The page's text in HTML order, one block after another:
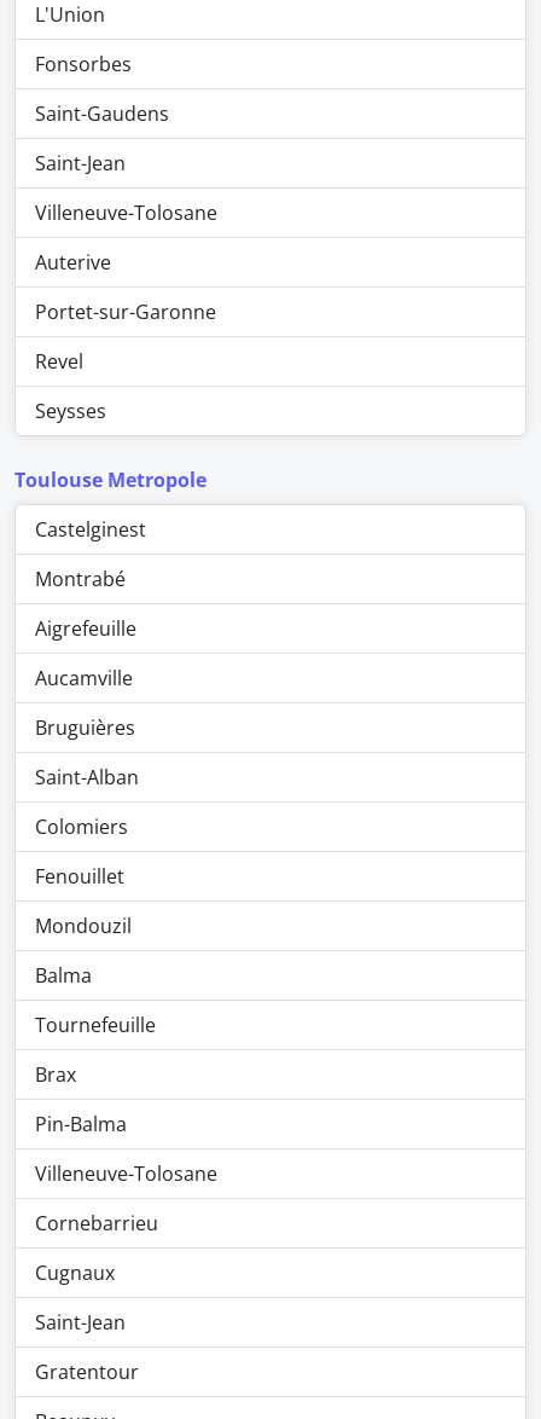
L'Union
Fonsorbes
Saint-Gaudens
Saint-Jean
Villeneuve-Tolosane
Auterive
Portet-sur-Garonne
Revel
Seysses
Toulouse Metropole
Castelginest
Montrabé
Aigrefeuille
Aucamville
Bruguières
Saint-Alban
Colomiers
Fenouillet
Mondouzil
Balma
Tournefeuille
Brax
Pin-Balma
Villeneuve-Tolosane
Cornebarrieu
Cugnaux
Saint-Jean
Gratentour